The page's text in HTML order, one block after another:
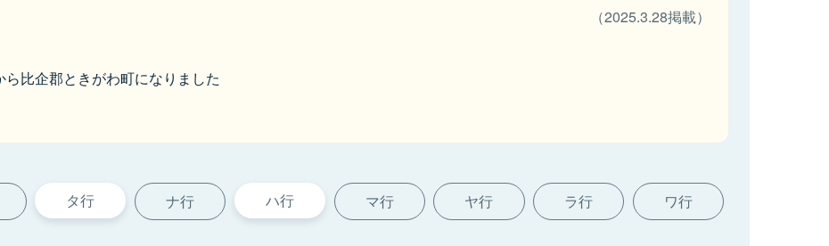
（2025.3.28掲載）
比企郡ときがわ町になりました
タ行 ナ行 ハ行 マ行 ヤ行 ラ行 ワ行